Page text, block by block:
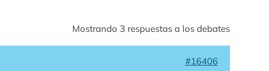
Mostrando 3 respuestas a los debates
#16406